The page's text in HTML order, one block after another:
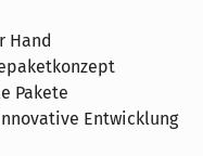
Hand
Pakete
Entwicklung